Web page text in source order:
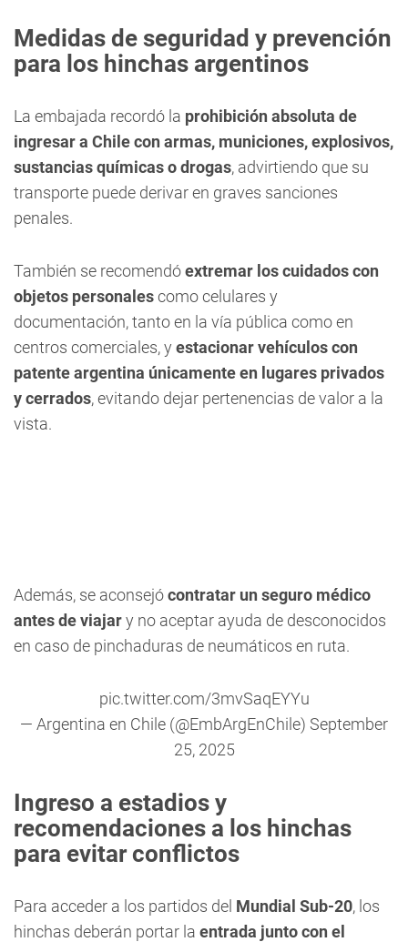
Medidas de seguridad y prevención
para los hinchas argentinos
La embajada recordó la prohibición absoluta de
ingresar a Chile con armas, municiones, explosivos,
sustancias químicas o drogas, advirtiendo que su
transporte puede derivar en graves sanciones
penales.
También se recomendóextremar los cuidados con
objetos personalescomo celulares y
documentación, tanto en la vía pública como en
centros comerciales, y estacionar vehículos con
patente argentina únicamente en lugares privados
y cerrados, evitando dejar pertenencias de valor a la
vista.
Además, se aconsejócontratar un seguro médico
antes de viajary no aceptar ayuda de desconocidos
en caso de pinchaduras de neumáticos en ruta.
pic.twitter.com/3mvSaqEYYu
— Argentina en Chile (@EmbArgEnChile) September
25, 2025
Ingreso a estadios y
recomendaciones a los hinchas
para evitar conflictos
Para acceder a los partidos del Mundial Sub-20, los
hinchas deberán portar la entrada junto con el